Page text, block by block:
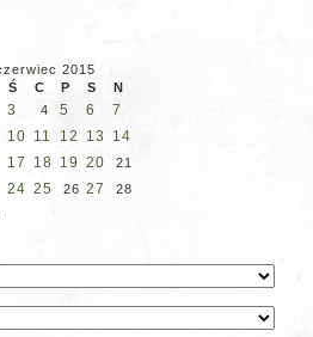
2015
Ś C P S N
3 4 5 6
7
10 11 12 13
14
17 18 19 20 21
24 25 26 27 28